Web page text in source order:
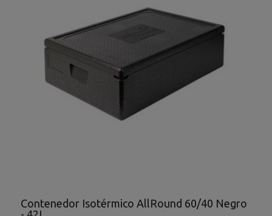
Contenedor Isotérmico AllRound 60/40 Negro